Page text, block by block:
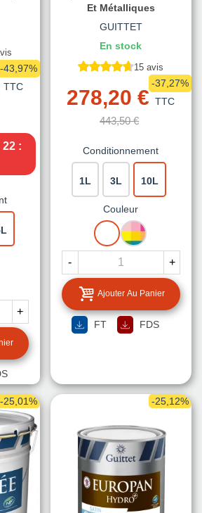
TTC
-43,97%
22 :
+
Et Métalliques
GUITTET
En stock
15 avis
278,20 € TTC
443,50 €
-37,27%
Conditionnement
1L 3L 10L
Couleur
BLANCMISE
A
TEINTE
- +
Ajouter Au Panier
FT FDS
-25,01% -25,12%